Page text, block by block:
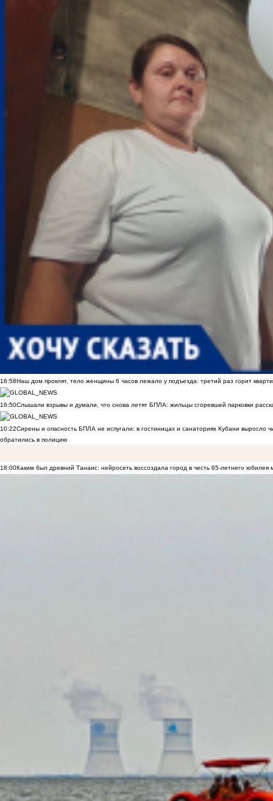
16:58Наш дом проклят, тело женщины 6 часов лежало у подъезда: третий раз горит
16:50Слышали взрывы и думали, что снова летят БПЛА: жильцы сгоревшей парковки
10:22Сирены и опасность БПЛА не испугали: в гостиницах и санаториях Кубани выросло
обратились в полицию
18:00Каким был древний Танаис: нейросеть воссоздала город в честь 65-летнего юбилея